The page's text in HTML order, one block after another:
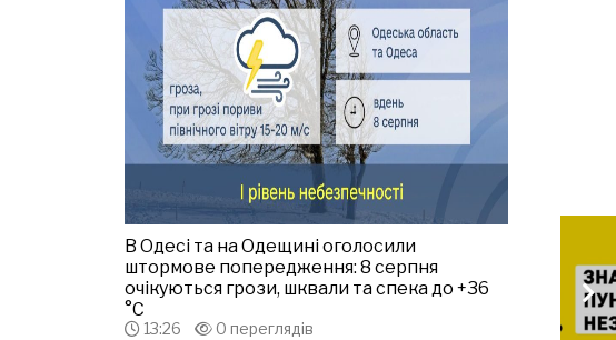
В Одесі та на Одещині оголосили
штормове попередження: 8 серпня
очікуються грози, шквали та спека до +36
°С
13:26 0 переглядів